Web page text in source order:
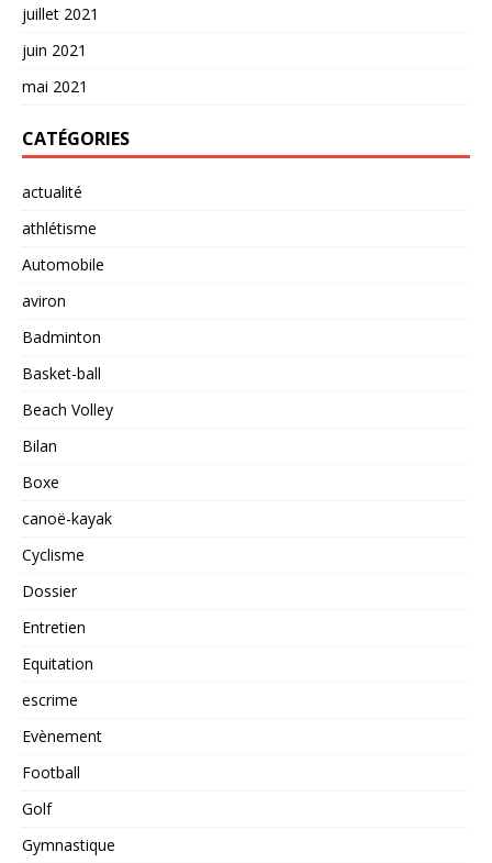
juillet 2021
juin 2021
mai 2021
CATÉGORIES
actualité
athlétisme
Automobile
aviron
Badminton
Basket-ball
Beach Volley
Bilan
Boxe
canoë-kayak
Cyclisme
Dossier
Entretien
Equitation
escrime
Evènement
Football
Golf
Gymnastique